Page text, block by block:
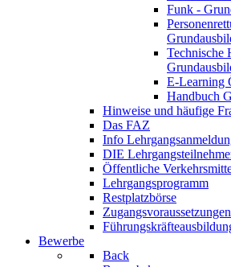
Funk -
Technische
E-Learning
Handbuch
Hinweise und häufige
Das FAZ
Info
DIE
Öffentliche
Lehrgangsprogramm
Restplatzbörse
Zugangsvoraussetzungen
Bewerbe
Back